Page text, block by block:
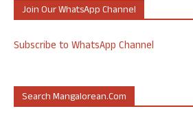
Join Our WhatsApp Channel
Subscribe to WhatsApp Channel
Search Mangalorean.com